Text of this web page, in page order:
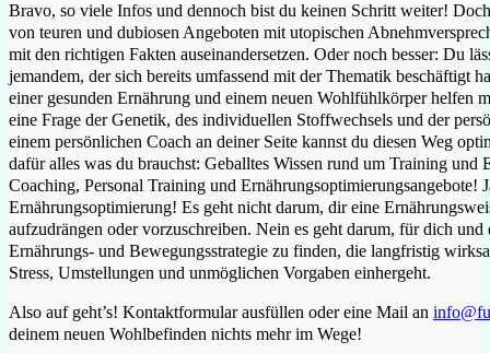
Bravo, so viele Infos und dennoch bist du keinen Schritt weiter!
von teuren und dubiosen Angeboten mit utopischen
mit den richtigen Fakten auseinandersetzen. Oder noch besser: Du
jemandem, der sich bereits umfassend mit der Thematik beschäftigt
einer gesunden Ernährung und einem neuen Wohlfühlkörper helfen
eine Frage der Genetik, des individuellen Stoffwechsels und der
einem persönlichen Coach an deiner Seite kannst du diesen Weg
dafür alles was du brauchst: Geballtes Wissen rund um Training und
Coaching, Personal Training und Ernährungsoptimierungsangebote!
Ernährungsoptimierung! Es geht nicht darum, dir eine
aufzudrängen oder vorzuschreiben. Nein es geht darum, für dich
Ernährungs- und Bewegungsstrategie zu finden, die langfristig
Stress, Umstellungen und unmöglichen Vorgaben einhergeht.
Also auf geht’s! Kontaktformular ausfüllen oder eine Mail an
deinem neuen Wohlbefinden nichts mehr im Wege!